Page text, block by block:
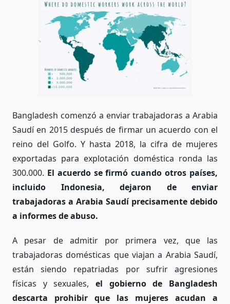
Bangladesh comenzó a enviar trabajadoras a Arabia
Saudí en 2015 después de firmar un acuerdo con el
reino del Golfo. Y hasta 2018, la cifra de mujeres
exportadas para explotación doméstica ronda las
300.000. El acuerdo se firmó cuando otros países,
incluido Indonesia, dejaron de enviar
trabajadoras a Arabia Saudí precisamente debido
a informes de abuso.
A pesar de admitir por primera vez, que las
trabajadoras domésticas que viajan a Arabia Saudí,
están siendo repatriadas por sufrir agresiones
físicas y sexuales, el gobierno de Bangladesh
descarta prohibir que las mujeres acudan a